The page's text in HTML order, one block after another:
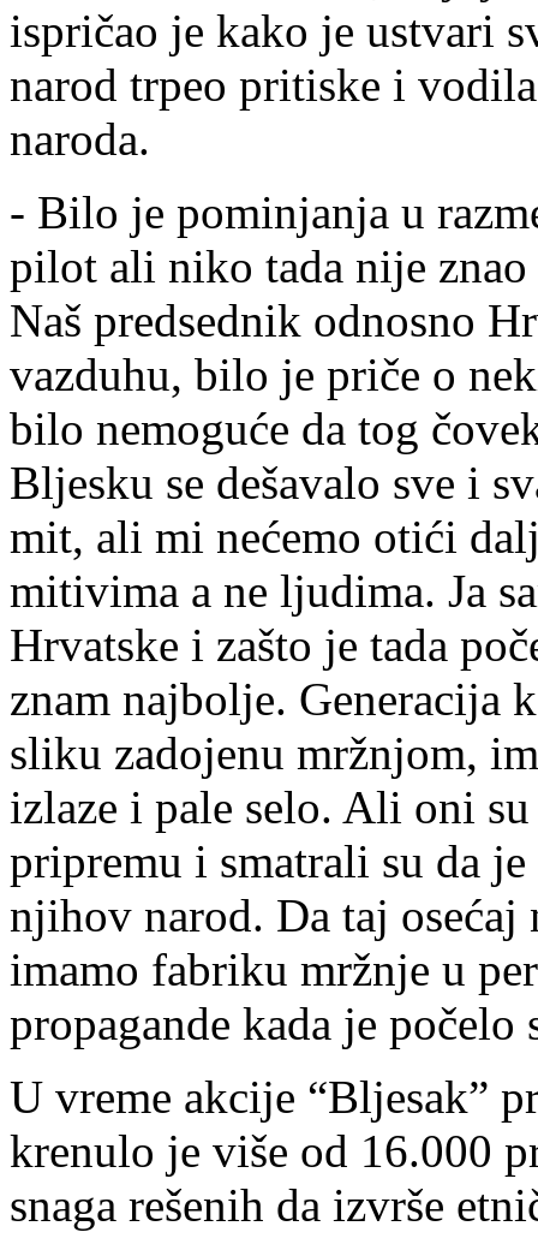
ispričao je kako je ustvari
narod trpeo pritiske i
naroda.
- Bilo je pominjanja u
pilot ali niko tada nije znao
Naš predsednik odnosno
vazduhu, bilo je priče o
bilo nemoguće da tog
Bljesku se dešavalo sve i
mit, ali mi nećemo otići
mitivima a ne ljudima. Ja
Hrvatske i zašto je tada
znam najbolje. Generacija
sliku zadojenu mržnjom,
izlaze i pale selo. Ali oni
pripremu i smatrali su da
njihov narod. Da taj
imamo fabriku mržnje u
propagande kada je počelo
U vreme akcije “Bljesak”
krenulo je više od 16.000
snaga rešenih da izvrše